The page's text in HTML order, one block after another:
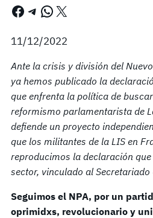
Facebook Telegram WhatsApp X
11/12/2022
Ante la crisis y división del
ya hemos publicado la
que enfrenta la política de
reformismo parlamentarista de
defiende un proyecto
que los militantes de la LIS en
reproducimos la declaración
sector, vinculado al Secretariado
Seguimos el NPA, por un
oprimidxs, revolucionario y